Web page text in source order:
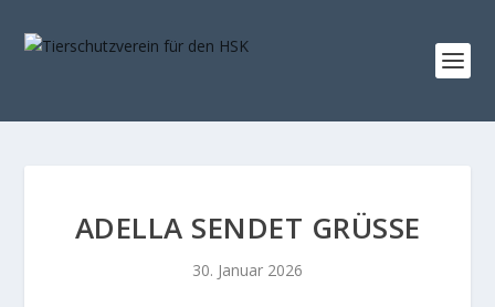
ADELLA SENDET GRÜSSE
30. Januar 2026